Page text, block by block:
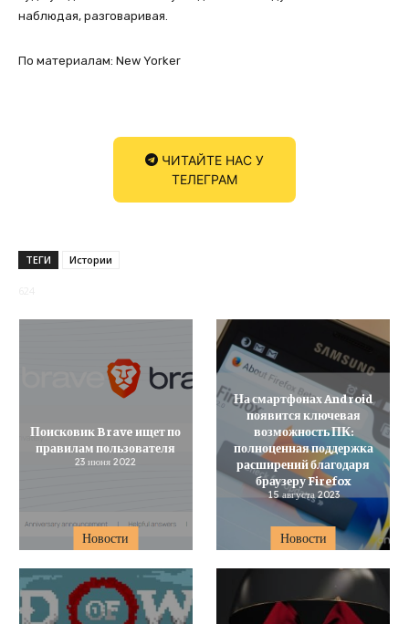
наблюдая, разговаривая.
По материалам: New Yorker
ЧИТАЙТЕ НАС У
ТЕЛЕГРАМ
ТЕГИ Истории
Новости
Поисковик Brave ищет по
правилам пользователя
23 июня 2022
Новости
На смартфонах Android
появится ключевая
возможность ПК:
полноценная поддержка
расширений благодаря
браузеру Firefox
15 августа 2023